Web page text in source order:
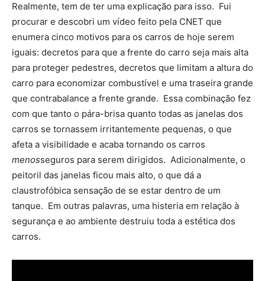
Realmente, tem de ter uma explicação para isso. Fui
procurar e descobri um vídeo feito pela CNET que
enumera cinco motivos para os carros de hoje serem
iguais: decretos para que a frente do carro seja mais alta
para proteger pedestres, decretos que limitam a altura do
carro para economizar combustível e uma traseira grande
que contrabalance a frente grande. Essa combinação fez
com que tanto o pára-brisa quanto todas as janelas dos
carros se tornassem irritantemente pequenas, o que
afeta a visibilidade e acaba tornando os carros
menosseguros para serem dirigidos. Adicionalmente, o
peitoril das janelas ficou mais alto, o que dá a
claustrofóbica sensação de se estar dentro de um
tanque. Em outras palavras, uma histeria em relação à
segurança e ao ambiente destruiu toda a estética dos
carros.